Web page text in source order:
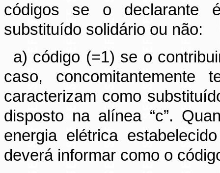
códigos se o declarante
substituído solidário ou não:
a) código (=1) se o
caso, concomitantemente
caracterizam como
disposto na alínea “c”.
energia elétrica
deverá informar como o